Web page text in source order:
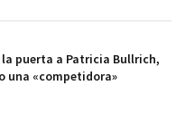
puerta a Patricia Bullrich,
una «competidora»